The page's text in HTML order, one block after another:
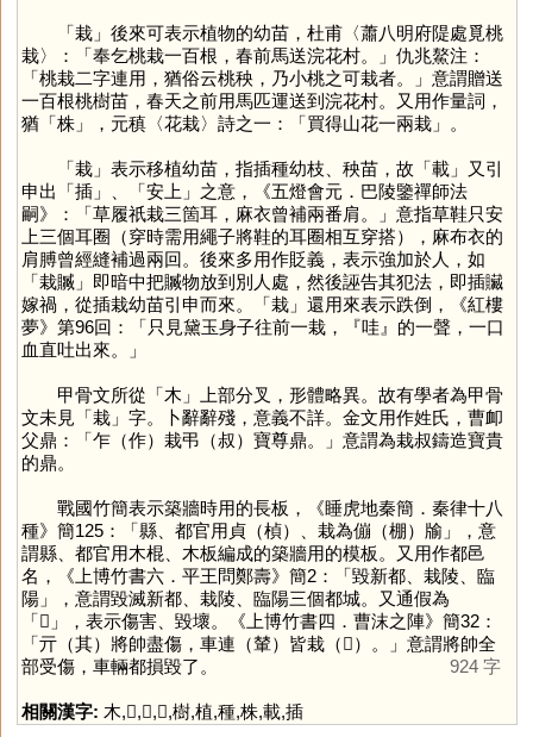
「栽」後來可表示植物的幼苗，杜甫〈蕭八明府隄處覓桃
栽〉：「奉乞桃栽一百根，春前馬送浣花村。」仇兆鰲注：
「桃栽二字連用，猶俗云桃秧，乃小桃之可栽者。」意謂贈送
一百根桃樹苗，春天之前用馬匹運送到浣花村。又用作量詞，
猶「株」，元稹〈花栽〉詩之一：「買得山花一兩栽」。
「栽」表示移植幼苗，指插種幼枝、秧苗，故「載」又引
申出「插」、「安上」之意，《五燈會元．巴陵鑒禪師法
嗣》：「草履祇栽三箇耳，麻衣曾補兩番肩。」意指草鞋只安
上三個耳圈（穿時需用繩子將鞋的耳圈相互穿搭），麻布衣的
肩膊曾經縫補過兩回。後來多用作貶義，表示強加於人，如
「栽贓」即暗中把贓物放到別人處，然後誣告其犯法，即插贜
嫁禍，從插栽幼苗引申而來。「栽」還用來表示跌倒，《紅樓
夢》第96回：「只見黛玉身子往前一栽，『哇』的一聲，一口
血直吐出來。」
甲骨文所從「木」上部分叉，形體略異。故有學者為甲骨
文未見「栽」字。卜辭辭殘，意義不詳。金文用作姓氏，曹卹
父鼎：「乍（作）栽弔（叔）寶尊鼎。」意謂為栽叔鑄造寶貴
的鼎。
戰國竹簡表示築牆時用的長板，《睡虎地秦簡．秦律十八
種》簡125：「縣、都官用貞（楨）、栽為傰（棚）牏」，意
謂縣、都官用木棍、木板編成的築牆用的模板。又用作都邑
名，《上博竹書六．平王問鄭壽》簡2：「毀新都、栽陵、臨
陽」，意謂毀滅新都、栽陵、臨陽三個都城。又通假為
「𢦔 」，表示傷害、毀壞。《上博竹書四．曹沫之陣》簡32：
「亓（其）將帥盡傷，車連（輦）皆栽（𢦔）。」意謂將帥全
部受傷，車輛都損毀了。
924 字
相關漢字: 木,𢦔,𢦒,𢦏,樹,植,種,株,載,插